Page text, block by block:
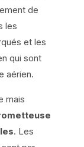
de
les
et les
qui sont
aérien.
mais
. Les